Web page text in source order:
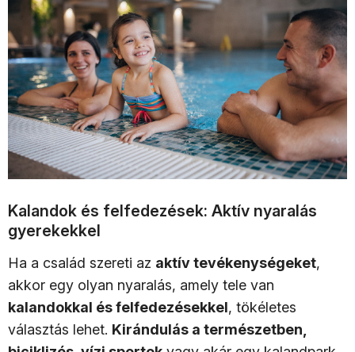
Kalandok és felfedezések: Aktív nyaralás
gyerekekkel
Ha a család szereti az aktív tevékenységeket,
akkor egy olyan nyaralás, amely tele van
kalandokkal és felfedezésekkel, tökéletes
választás lehet. Kirándulás a természetben,